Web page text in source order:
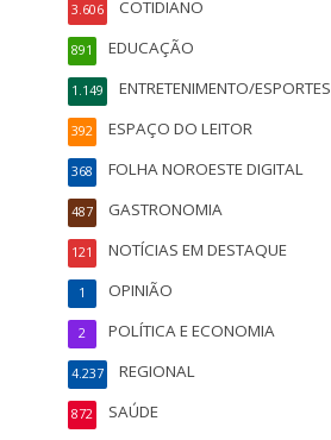
COTIDIANO
3.606
EDUCAÇÃO
891
ENTRETENIMENTO/ESPORTES
1.149
ESPAÇO DO LEITOR
392
FOLHA NOROESTE DIGITAL
368
GASTRONOMIA
487
NOTÍCIAS EM DESTAQUE
121
OPINIÃO
1
POLÍTICA E ECONOMIA
2
REGIONAL
4.237
SAÚDE
872